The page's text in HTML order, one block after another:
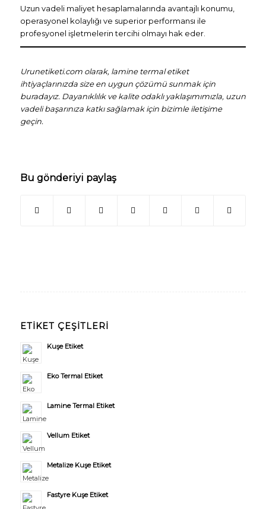
Uzun vadeli maliyet hesaplamalarında avantajlı konumu,
operasyonel kolaylığı ve superior performansı ile
profesyonel işletmelerin tercihi olmayı hak eder.
Urunetiketi.com olarak, lamine termal etiket
ihtiyaçlarınızda size en uygun çözümü sunmak için
buradayız. Dayanıklılık ve kalite odaklı yaklaşımımızla, uzun
vadeli başarınıza katkı sağlamak için bizimle iletişime
geçin.
Bu gönderiyi paylaş
ETİKET ÇEŞİTLERİ
Kuşe Etiket
Eko Termal Etiket
Lamine Termal Etiket
Vellum Etiket
Metalize Kuşe Etiket
Fastyre Kuşe Etiket